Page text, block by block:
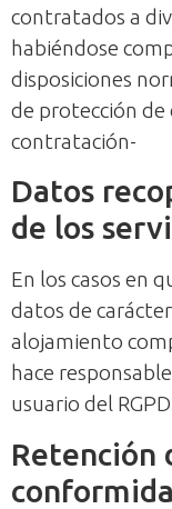
contratados a
habiéndose
disposiciones
de protección
contratación-
Datos
de los
En los casos en
datos de
alojamiento
hace
usuario del
Retención